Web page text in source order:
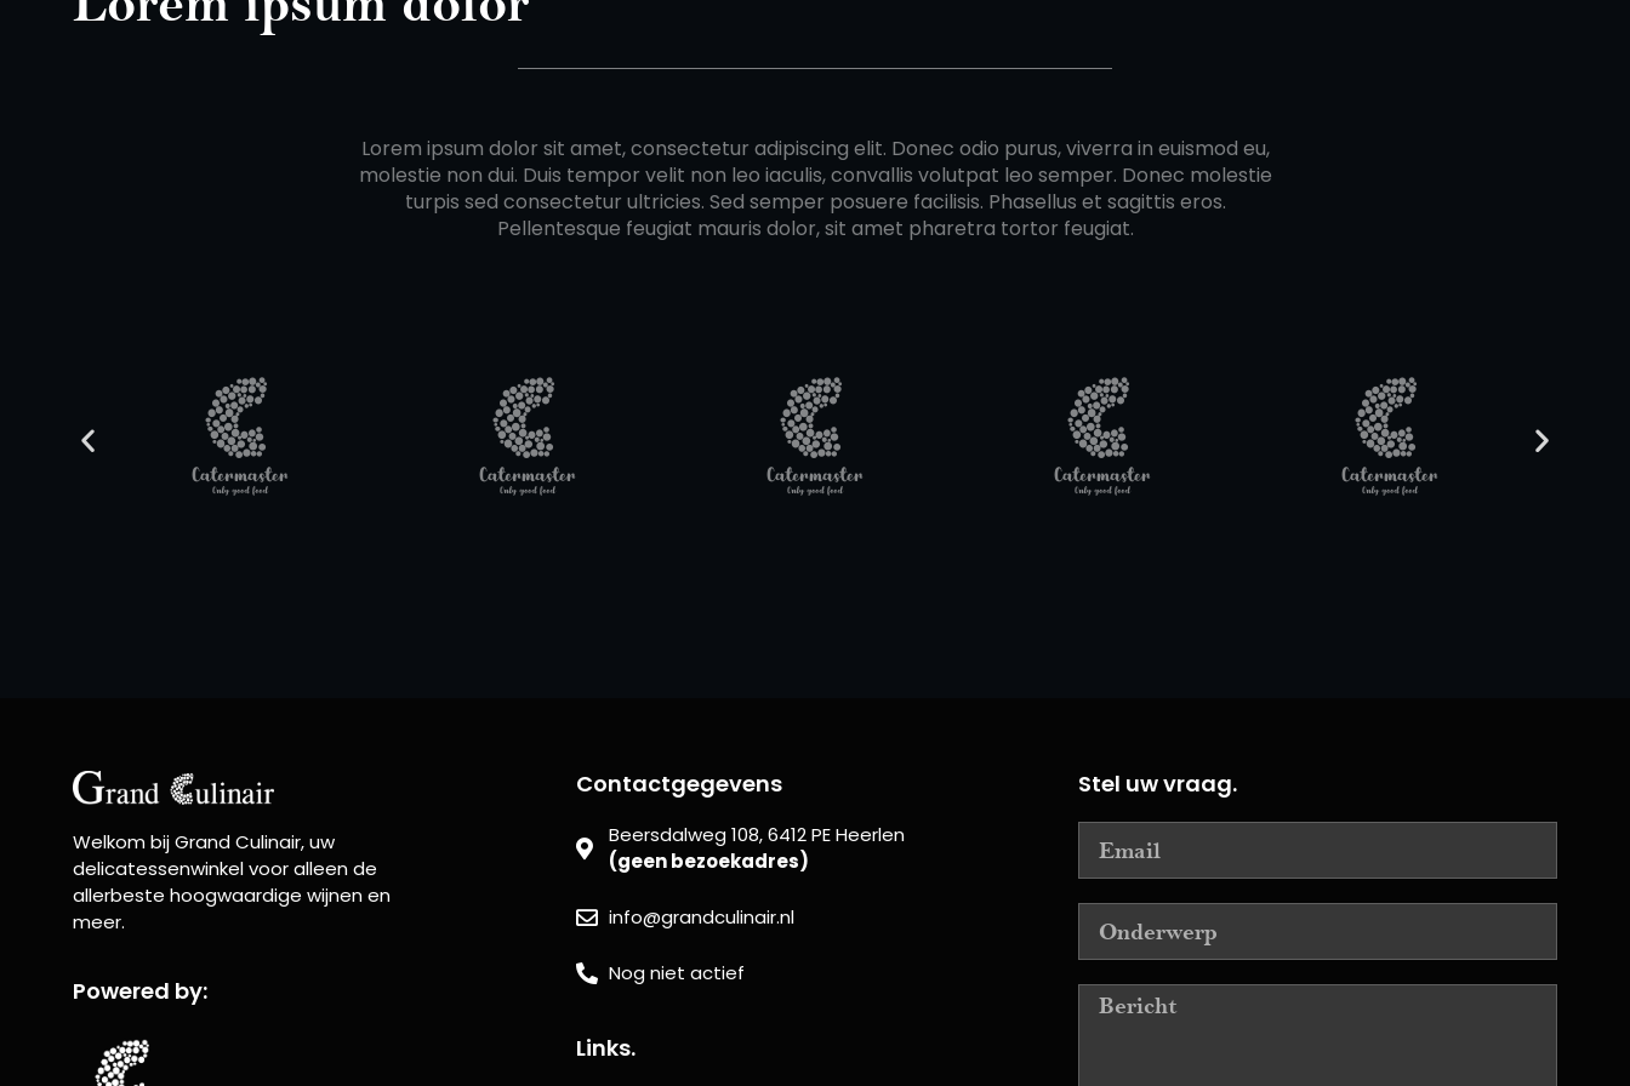
Lorem ipsum dolor sit amet, consectetur adipiscing elit. Donec odio purus, viverra in euismod eu,
molestie non dui. Duis tempor velit non leo iaculis, convallis volutpat leo semper. Donec molestie
turpis sed consectetur ultricies. Sed semper posuere facilisis. Phasellus et sagittis eros.
Pellentesque feugiat mauris dolor, sit amet pharetra tortor feugiat.
Welkom bij Grand Culinair, uw
delicatessenwinkel voor alleen de
allerbeste hoogwaardige wijnen en
meer.
Powered by:
Contactgegevens
Beersdalweg 108, 6412 PE Heerlen
(geen bezoekadres)
info@grandculinair.nl
Nog niet actief
Links.
Stel uw vraag.